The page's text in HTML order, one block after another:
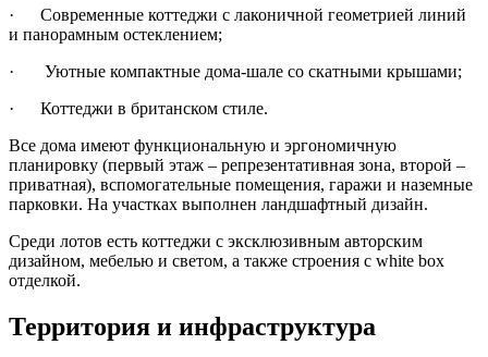
· Современные коттеджи с лаконичной геометрией линий
и панорамным остеклением;
· Уютные компактные дома-шале со скатными крышами;
· Коттеджи в британском стиле.
Все дома имеют функциональную и эргономичную
планировку (первый этаж – репрезентативная зона, второй –
приватная), вспомогательные помещения, гаражи и наземные
парковки. На участках выполнен ландшафтный дизайн.
Среди лотов есть коттеджи с эксклюзивным авторским
дизайном, мебелью и светом, а также строения с white box
отделкой.
Территория и инфраструктура